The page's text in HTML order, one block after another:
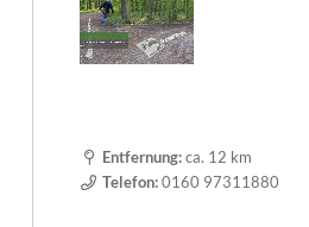
Entfernung:ca. 12 km
Telefon:0160 97311880